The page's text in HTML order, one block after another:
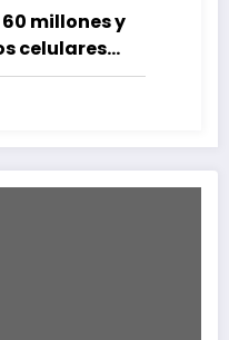
millones y
celulares